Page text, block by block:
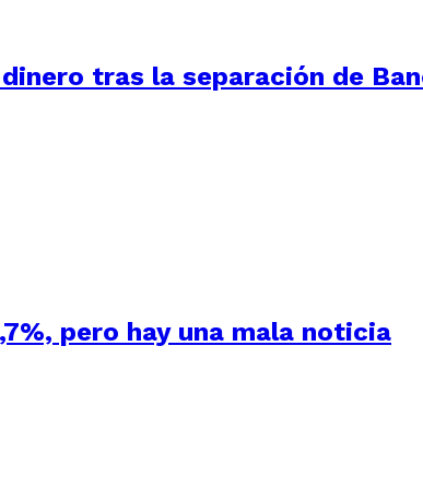
tras la separación de
pero hay una mala noticia